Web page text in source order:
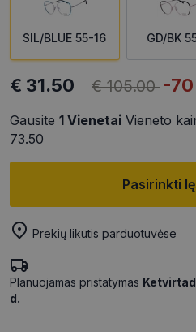
SIL/BLUE 55-16 GD/BK
€ 31.50 € 105.00 -70
Gausite 1 Vienetai Vieneto
73.50
Pasirinkti
Prekių likutis parduotuvėse
Planuojamas pristatymas
d.